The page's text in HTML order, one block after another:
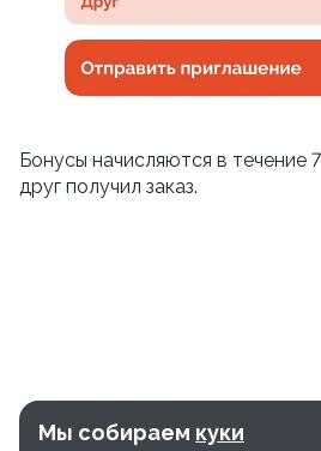
Бонусы начисляются в течение
друг получил заказ.
Мы собираем куки